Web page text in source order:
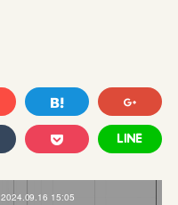
2024.09.16 15:05